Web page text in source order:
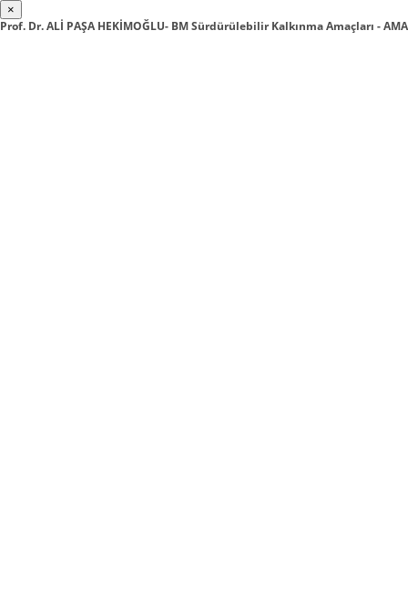
×
Prof. Dr. ALİ PAŞA HEKİMOĞLU- BM Sürdürülebilir Kalkınma Amaçları -